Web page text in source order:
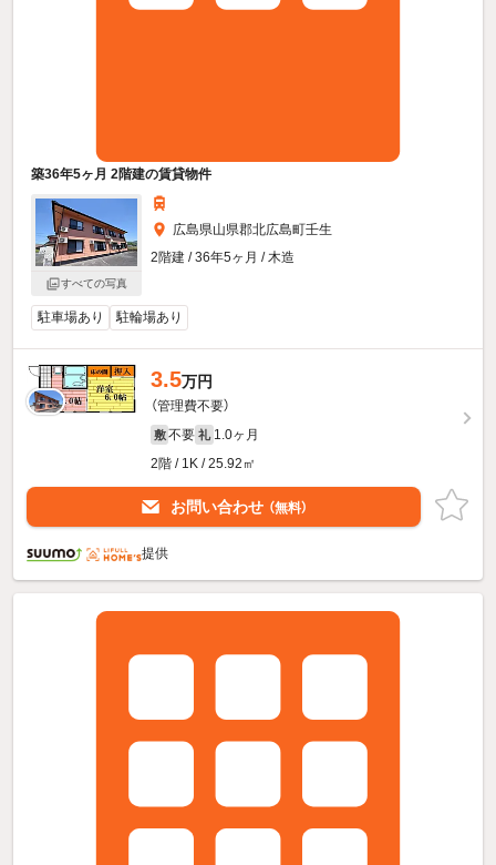
築36年5ヶ月 2階建の賃貸物件
すべての写真
広島県山県郡北広島町壬生
2階建 / 36年5ヶ月 / 木造
駐車場あり 駐輪場あり
3.5万円
（管理費不要）
敷 不要 礼 1.0ヶ月
2階 / 1K / 25.92㎡
お問い合わせ （無料）
提供